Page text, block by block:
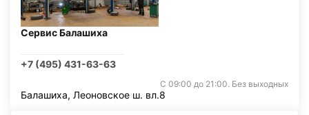
Сервис Балашиха
+7 (495) 431-63-63
С 09:00 до 21:00. Без выходных
Балашиха, Леоновское ш. вл.8